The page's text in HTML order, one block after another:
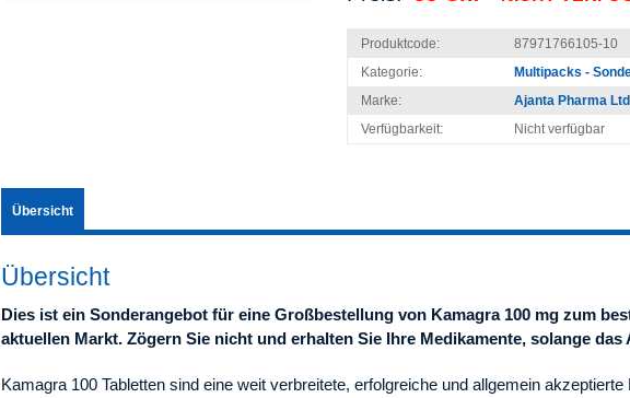
Produktcode:
87971766105-10
Kategorie:
Multipacks -
Marke:
Ajanta Pharma
Verfügbarkeit:
Nicht verfügbar
Übersicht
Übersicht
Dies ist ein Sonderangebot für eine Großbestellung von Kamagra 100 mg zum
aktuellen Markt. Zögern Sie nicht und erhalten Sie Ihre Medikamente, solange das
Kamagra 100 Tabletten sind eine weit verbreitete, erfolgreiche und allgemein